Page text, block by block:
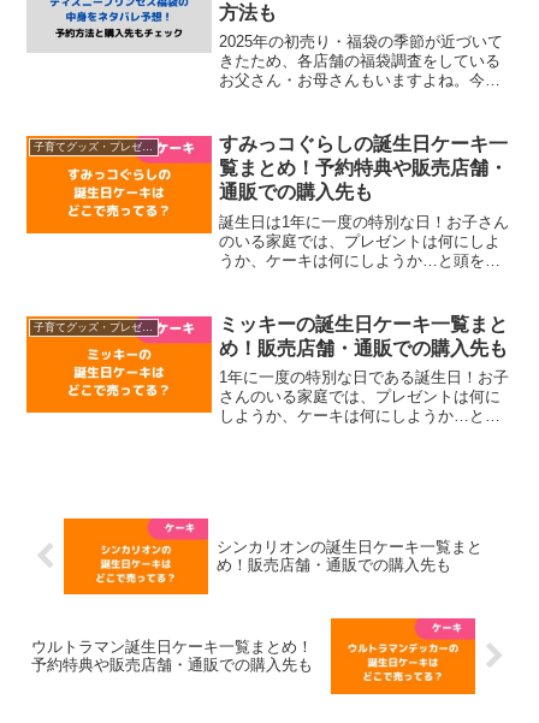
方法も
2025年の初売り・福袋の季節が近づいて
きたため、各店舗の福袋調査をしている
お父さん・お母さんもいますよね。今年
い年をスタートさせたいという人も多い
ハズ！そこで今回は、...
子育てグッズ・プレゼント
すみっコぐらしの誕生日ケーキ一
覧まとめ！予約特典や販売店舗・
通販での購入先も
誕生日は1年に一度の特別な日！お子さん
のいる家庭では、プレゼントは何にしよ
うか、ケーキは何にしようか…と頭を悩
うかな。いくらかな？予約・購入特典っ
てどんな内容かな？と気...
ミッキーの誕生日ケーキ一覧まと
め！販売店舗・通販での購入先も
1年に一度の特別な日である誕生日！お子
さんのいる家庭では、プレゼントは何に
しようか、ケーキは何にしようか…と頭
シンカリオンの誕生日ケーキ一覧まと
め！販売店舗・通販での購入先も
ウルトラマン誕生日ケーキ一覧まとめ！
予約特典や販売店舗・通販での購入先も